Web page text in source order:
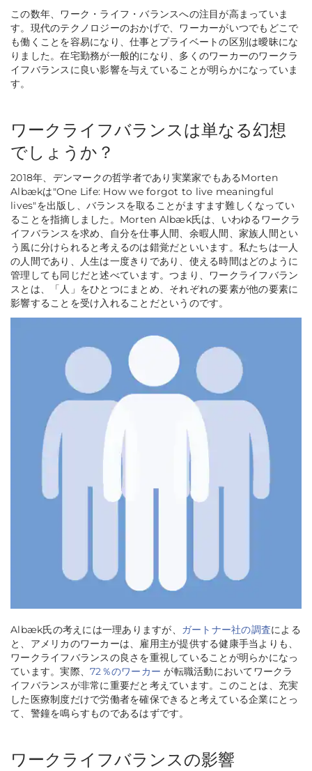
この数年、ワーク・ライフ・バランスへの注目が高まっていま
す。現代のテクノロジーのおかげで、ワーカーがいつでもどこで
も働くことを容易になり、仕事とプライベートの区別は曖昧にな
りました。在宅勤務が一般的になり、多くのワーカーのワークラ
イフバランスに良い影響を与えていることが明らかになっていま
す。
ワークライフバランスは単なる幻想
でしょうか？
2018年、デンマークの哲学者であり実業家でもあるMorten
Albækは"One Life: How we forgot to live meaningful
lives"を出版し、バランスを取ることがますます難しくなってい
ることを指摘しました。Morten Albæk氏は、いわゆるワークラ
イフバランスを求め、自分を仕事人間、余暇人間、家族人間とい
う風に分けられると考えるのは錯覚だといいます。私たちは一人
の人間であり、人生は一度きりであり、使える時間はどのように
管理しても同じだと述べています。つまり、ワークライフバラン
スとは、「人」をひとつにまとめ、それぞれの要素が他の要素に
影響することを受け入れることだというのです。
Albæk氏の考えには一理ありますが、 ガートナー社の調査による
と、アメリカのワーカーは、雇用主が提供する健康手当よりも、
ワークライフバランスの良さを重視していることが明らかになっ
ています。実際、 72％のワーカーが転職活動においてワークラ
イフバランスが非常に重要だと考えています。このことは、充実
した医療制度だけで労働者を確保できると考えている企業にとっ
て、警鐘を鳴らすものであるはずです。
ワークライフバランスの影響